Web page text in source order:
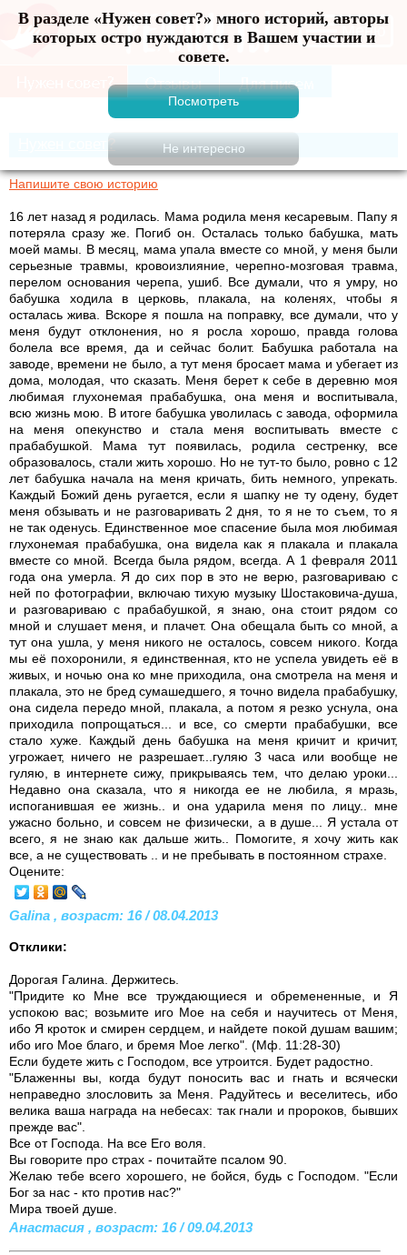
В разделе «Нужен совет?» много историй, авторы
которых остро нуждаются в Вашем участии и
совете.
Меню
Нужен совет?
Напишите свою историю
16 лет назад я родилась. Мама родила меня кесаревым. Папу я
потеряла сразу же. Погиб он. Осталась только бабушка, мать
моей мамы. В месяц, мама упала вместе со мной, у меня были
серьезные травмы, кровоизлияние, черепно-мозговая травма,
перелом основания черепа, ушиб. Все думали, что я умру, но
бабушка ходила в церковь, плакала, на коленях, чтобы я
осталась жива. Вскоре я пошла на поправку, все думали, что у
меня будут отклонения, но я росла хорошо, правда голова
болела все время, да и сейчас болит. Бабушка работала на
заводе, времени не было, а тут меня бросает мама и убегает из
дома, молодая, что сказать. Меня берет к себе в деревню моя
любимая глухонемая прабабушка, она меня и воспитывала,
всю жизнь мою. В итоге бабушка уволилась с завода, оформила
на меня опекунство и стала меня воспитывать вместе с
прабабушкой. Мама тут появилась, родила сестренку, все
образовалось, стали жить хорошо. Но не тут-то было, ровно с 12
лет бабушка начала на меня кричать, бить немного, упрекать.
Каждый Божий день ругается, если я шапку не ту одену, будет
меня обзывать и не разговаривать 2 дня, то я не то съем, то я
не так оденусь. Единственное мое спасение была моя любимая
глухонемая прабабушка, она видела как я плакала и плакала
вместе со мной. Всегда была рядом, всегда. А 1 февраля 2011
года она умерла. Я до сих пор в это не верю, разговариваю с
ней по фотографии, включаю тихую музыку Шостаковича-душа,
и разговариваю с прабабушкой, я знаю, она стоит рядом со
мной и слушает меня, и плачет. Она обещала быть со мной, а
тут она ушла, у меня никого не осталось, совсем никого. Когда
мы её похоронили, я единственная, кто не успела увидеть её в
живых, и ночью она ко мне приходила, она смотрела на меня и
плакала, это не бред сумашедшего, я точно видела прабабушку,
она сидела передо мной, плакала, а потом я резко уснула, она
приходила попрощаться... и все, со смерти прабабушки, все
стало хуже. Каждый день бабушка на меня кричит и кричит,
угрожает, ничего не разрешает...гуляю 3 часа или вообще не
гуляю, в интернете сижу, прикрываясь тем, что делаю уроки...
Недавно она сказала, что я никогда ее не любила, я мразь,
испоганившая ее жизнь.. и она ударила меня по лицу.. мне
ужасно больно, и совсем не физически, а в душе... Я устала от
всего, я не знаю как дальше жить.. Помогите, я хочу жить как
все, а не существовать .. и не пребывать в постоянном страхе.
Оцените:
Galina , возраст: 16 / 08.04.2013
Отклики:
Дорогая Галина. Держитесь.
"Придите ко Мне все труждающиеся и обремененные, и Я
успокою вас; возьмите иго Мое на себя и научитесь от Меня,
ибо Я кроток и смирен сердцем, и найдете покой душам вашим;
ибо иго Мое благо, и бремя Мое легко". (Мф. 11:28-30)
Если будете жить с Господом, все утроится. Будет радостно.
"Блаженны вы, когда будут поносить вас и гнать и всячески
неправедно злословить за Меня. Радуйтесь и веселитесь, ибо
велика ваша награда на небесах: так гнали и пророков, бывших
прежде вас".
Все от Господа. На все Его воля.
Вы говорите про страх - почитайте псалом 90.
Желаю тебе всего хорошего, не бойся, будь с Господом. "Если
Бог за нас - кто против нас?"
Мира твоей душе.
Анастасия , возраст: 16 / 09.04.2013